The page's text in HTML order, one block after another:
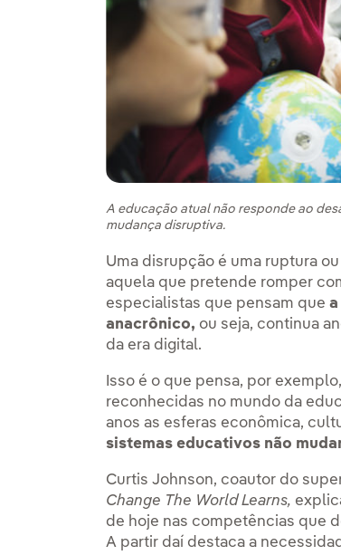
A educação atual não responde ao
mudança disruptiva.
Uma disrupção é uma ruptura
aquela que pretende romper
especialistas que pensam que
anacrônico, ou seja, continua
da era digital.
Isso é o que pensa, por exemplo,
reconhecidas no mundo da
anos as esferas econômica,
sistemas educativos não
Curtis Johnson, coautor do
Change The World Learns,
de hoje nas competências que
A partir daí destaca a